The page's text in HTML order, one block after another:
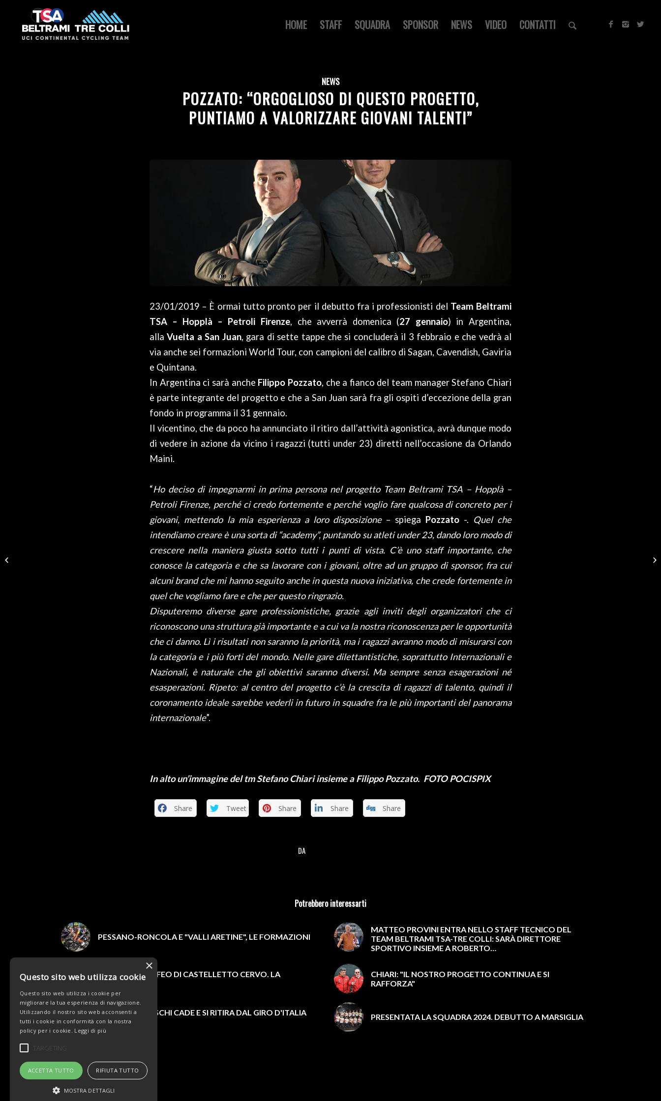
HOME STAFF SQUADRA SPONSOR NEWS VIDEO CONTATTI
NEWS
POZZATO: “ORGOGLIOSO DI QUESTO PROGETTO,
PUNTIAMO A VALORIZZARE GIOVANI TALENTI”
23/01/2019 – È ormai tutto pronto per il debutto fra i professionisti del Team Beltrami
TSA – Hopplà – Petroli Firenze, che avverrà domenica (27 gennaio) in Argentina,
allaVuelta a San Juan, gara di sette tappe che si concluderà il 3 febbraio e che vedrà al
via anche sei formazioni World Tour, con campioni del calibro di Sagan, Cavendish, Gaviria
e Quintana.
In Argentina ci sarà anche Filippo Pozzato, che a fianco del team manager Stefano Chiari
è parte integrante del progetto e che a San Juan sarà fra gli ospiti d’eccezione della gran
fondo in programma il 31 gennaio.
Il vicentino, che da poco ha annunciato il ritiro dall’attività agonistica, avrà dunque modo
di vedere in azione da vicino i ragazzi (tutti under 23) diretti nell’occasione da Orlando
Maini.
“Ho deciso di impegnarmi in prima persona nel progetto Team Beltrami TSA – Hopplà –
Petroli Firenze, perché ci credo fortemente e perché voglio fare qualcosa di concreto per i
giovani, mettendo la mia esperienza a loro disposizione– spiega Pozzato -. Quel che
intendiamo creare è una sorta di “academy”, puntando su atleti under 23, dando loro modo di
crescere nella maniera giusta sotto tutti i punti di vista. C’è uno staff importante, che
conosce la categoria e che sa lavorare con i giovani, oltre ad un gruppo di sponsor, fra cui
alcuni brand che mi hanno seguito anche in questa nuova iniziativa, che crede fortemente in
quel che vogliamo fare e che per questo ringrazio.
Disputeremo diverse gare professionistiche, grazie agli inviti degli organizzatori che ci
riconoscono una struttura già importante e a cui va la nostra riconoscenza per le opportunità
che ci danno. Lì i risultati non saranno la priorità, ma i ragazzi avranno modo di misurarsi con
la categoria e i più forti del mondo. Nelle gare dilettantistiche, soprattutto Internazionali e
Nazionali, è naturale che gli obiettivi saranno diversi. Ma sempre senza esagerazioni né
esasperazioni. Ripeto: al centro del progetto c’è la crescita di ragazzi di talento, quindi il
coronamento ideale sarebbe vederli in futuro in squadre fra le più importanti del panorama
internazionale”.
In alto un’immagine del tm Stefano Chiari insieme a Filippo Pozzato. FOTO POCISPIX
Share Tweet Share Share Share
DA
Potrebbero interessarti
PESSANO-RONCOLA E "VALLI ARETINE", LE FORMAZIONI
MATTEO PROVINI ENTRA NELLO STAFF TECNICO DEL
TEAM BELTRAMI TSA-TRE COLLI: SARÀ DIRETTORE
SPORTIVO INSIEME A ROBERTO…
SABATO IL TROFEO DI CASTELLETTO CERVO. LA
FORMAZIONE
CHIARI: "IL NOSTRO PROGETTO CONTINUA E SI
RAFFORZA"
TOMMASO FIASCHI CADE E SI RITIRA DAL GIRO D'ITALIA
UNDER 23
PRESENTATA LA SQUADRA 2024. DEBUTTO A MARSIGLIA
×
Questo sito web utilizza cookie
Questo sito web utilizza i cookie per
migliorare la tua esperienza di navigazione.
Utilizzando il nostro sito web acconsenti a
tutti i cookie in conformità con la nostra
policy per i cookie. Leggi di più
TARGETING
ACCETTA TUTTO RIFIUTA TUTTO
MOSTRA DETTAGLI